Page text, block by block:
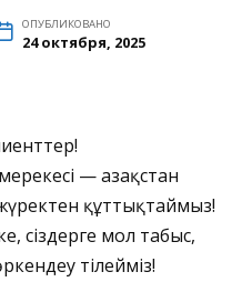
ОПУБЛИКОВАНО
24 октября, 2025
— Қазақстан
құттықтаймыз!
сіздерге мол табыс,
тілейміз!